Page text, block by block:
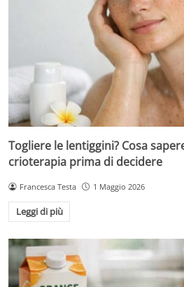
Togliere le lentiggini? Cosa
crioterapia prima di decidere
Francesca Testa 1 Maggio 2026
Leggi di più